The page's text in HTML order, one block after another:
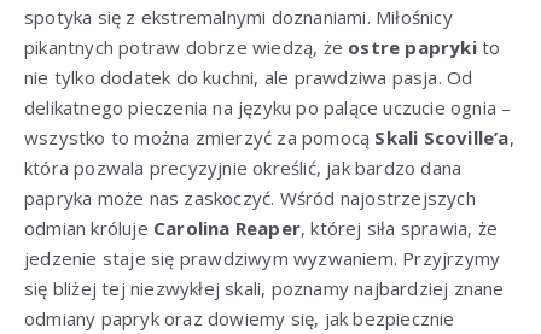
spotyka się z ekstremalnymi doznaniami. Miłośnicy
pikantnych potraw dobrze wiedzą, że ostre paprykito
nie tylko dodatek do kuchni, ale prawdziwa pasja. Od
delikatnego pieczenia na języku po palące uczucie ognia –
wszystko to można zmierzyć za pomocą Skali Scoville’a,
która pozwala precyzyjnie określić, jak bardzo dana
papryka może nas zaskoczyć. Wśród najostrzejszych
odmian króluje Carolina Reaper, której siła sprawia, że
jedzenie staje się prawdziwym wyzwaniem. Przyjrzymy
się bliżej tej niezwykłej skali, poznamy najbardziej znane
odmiany papryk oraz dowiemy się, jak bezpiecznie